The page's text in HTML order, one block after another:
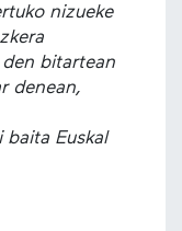
nizueke
bitartean
denean,
baita Euskal